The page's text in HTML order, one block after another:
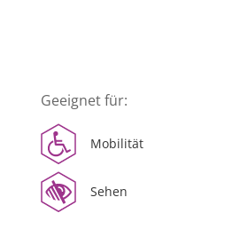
Geeignet für:
Mobilität
Sehen